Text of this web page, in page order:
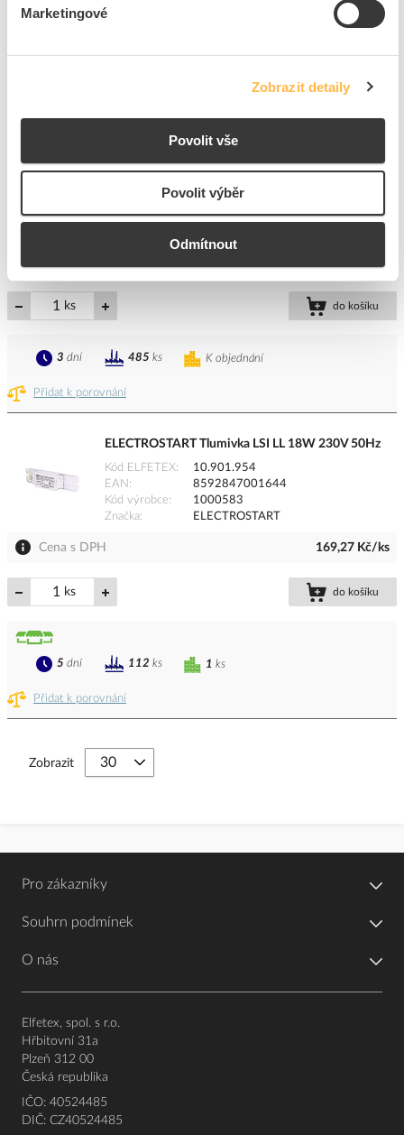
Marketingové
Zobrazit detaily
Povolit vše
Povolit výběr
Odmítnout
ks do košíku
8595216605115
Kód výrobce
DS-113
ks do košíku
Přidat k porovnání
K objednání
3 dní 485 ks
ELECTROSTART Tlumivka LSI LL 18W 230V 50Hz
Kód ELFETEX
10.901.954
EAN
8592847001644
Kód výrobce
1000583
Značka
ELECTROSTART
Cena s DPH 169,27 Kč/ks
ks do košíku
Přidat k porovnání
1 ks
5 dní 112 ks
Zobrazit
Pro zákazníky
Souhrn podmínek
O nás
Elfetex, spol. s r.o.
Hřbitovní 31a
Plzeň 312 00
Česká republika
IČO: 40524485
DIČ: CZ40524485